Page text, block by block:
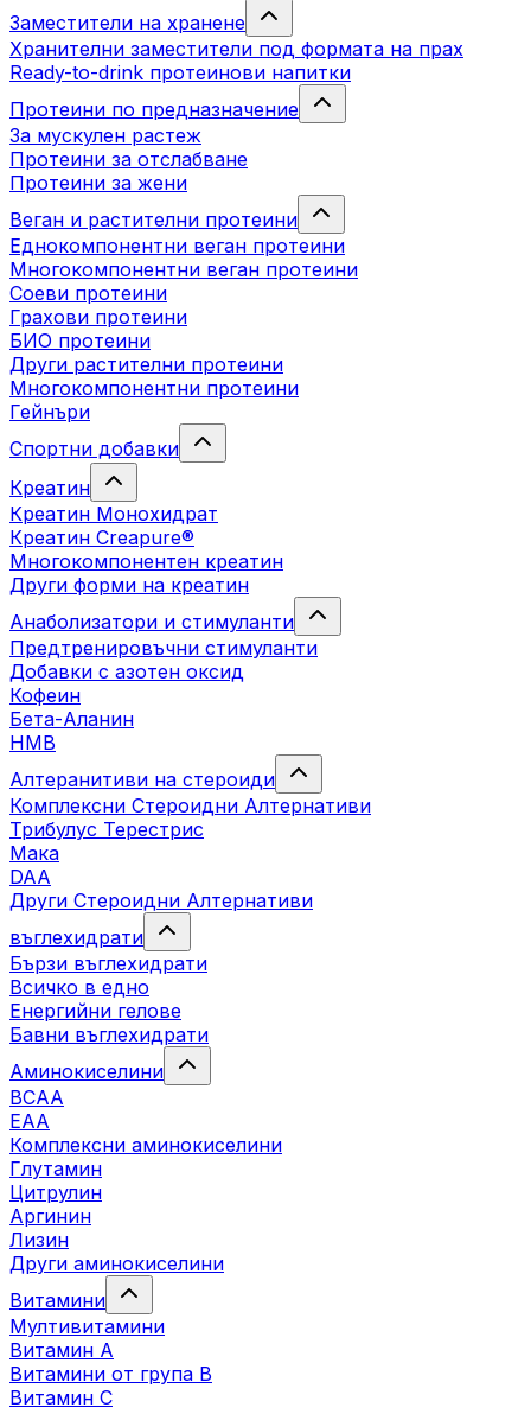
Заместители на хранене
Хранителни заместители под формата на прах
Ready-to-drink протеинови напитки
Протеини по предназначение
За мускулен растеж
Протеини за отслабване
Протеини за жени
Веган и растителни протеини
Еднокомпонентни веган протеини
Многокомпонентни веган протеини
Соеви протеини
Грахови протеини
БИО протеини
Други растителни протеини
Многокомпонентни протеини
Гейнъри
Спортни добавки
Креатин
Креатин Монохидрат
Креатин Creapure®
Многокомпонентен креатин
Други форми на креатин
Анаболизатори и стимуланти
Предтренировъчни стимуланти
Добавки с азотен оксид
Кофеин
Бета-Аланин
HMB
Алтеранитиви на стероиди
Комплексни Стероидни Алтернативи
Трибулус Терестрис
Maка
DAA
Други Стероидни Алтернативи
въглехидрати
Бързи въглехидрати
Всичко в едно
Енергийни гелове
Бавни въглехидрати
Аминокиселини
BCAA
EAA
Комплексни аминокиселини
Глутамин
Цитрулин
Аргинин
Лизин
Други аминокиселини
Витамини
Мултивитамини
Витамин А
Витамини от група B
Витамин C